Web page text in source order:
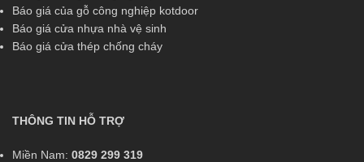
Báo giá của gỗ công nghiệp kotdoor
Báo giá cửa nhựa nhà vệ sinh
Báo giá cửa thép chống cháy
THÔNG TIN HỖ TRỢ
Miền Nam: 0829 299 319